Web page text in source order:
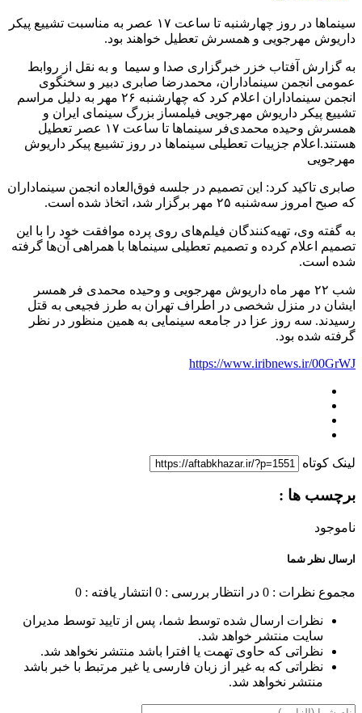
سینما‌ها در روز چهارشنبه تا ساعت ۱۷ عصر به مناسبت تشییع پیکر
داریوش مهرجویی و همسرش تعطیل خواهند بود.
به گزارش آفتاب خزر خبرگزاری صدا و سیما و به نقل از روابط
عمومی انجمن سینماداران، محمدرضا صابری دبیر و سخنگوی
انجمن سینماداران اعلام کرد که چهارشنبه ۲۶ مهر به دلیل مراسم
تشییع پیکر داریوش مهرجویی فیلمساز بزرگ سینمای ایران و
همسرش وحیده محمدی‌فر سینما‌ها تا ساعت ۱۷ عصر تعطیل
هستند.اعلام جزییات تعطیلی سینما‌ها در روز تشییع پیکر داریوش
مهرجویی
صابری تاکید کرد: این تصمیم در جلسه فوق‌العاده انجمن سینماداران
که صبح امروز سه‌شنبه ۲۵ مهر برگزار شد، اتخاذ شده است.
به گفته وی، تهیه‌کنندگان فیلم‌های روی پرده موافقت خود را با این
تصمیم اعلام کرده و تصمیم تعطیلی سینما‌ها با همراهی آن‌ها گرفته
شده است.
شب ۲۲ مهر ماه داریوش مهرجویی و وحیده محمدی فر همسر
ایشان در منزل شخصی در اطراف تهران به طرز فجیعی به قتل
رسیدند. سه روز عزا در جامعه سینمایی به همین منظور در نظر
گرفته شده بود.
https://www.iribnews.ir/00GrWJ
لینک کوتاه
برچسب ها :
ناموجود
ارسال نظر شما
مجموع نظرات : 0 در انتظار بررسی : 0 انتشار یافته : 0
نظرات ارسال شده توسط شما، پس از تایید توسط مدیران
سایت منتشر خواهد شد.
نظراتی که حاوی تهمت یا افترا باشد منتشر نخواهد شد.
نظراتی که به غیر از زبان فارسی یا غیر مرتبط با خبر باشد
منتشر نخواهد شد.